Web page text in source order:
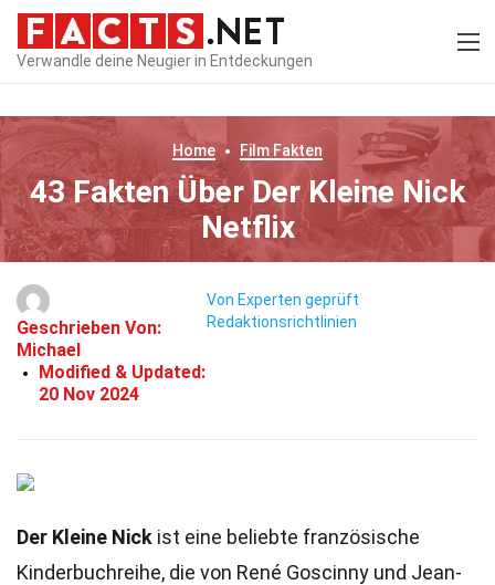
Verwandle deine Neugier in Entdeckungen
Home Film Fakten
43 Fakten Über Der Kleine Nick
Netflix
Geschrieben Von:
Michael
Modified & Updated:
20 Nov 2024
Von Experten geprüft
Redaktionsrichtlinien
Der Kleine Nick ist eine beliebte französische
Kinderbuchreihe, die von René Goscinny und Jean-